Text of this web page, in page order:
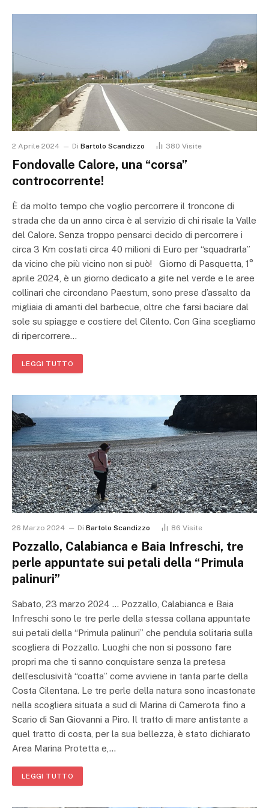
2 Aprile 2024 Di Bartolo Scandizzo 380 Visite
Fondovalle Calore, una “corsa”
controcorrente!
È da molto tempo che voglio percorrere il troncone di
strada che da un anno circa è al servizio di chi risale la Valle
del Calore. Senza troppo pensarci decido di percorrere i
circa 3 Km costati circa 40 milioni di Euro per “squadrarla”
da vicino che più vicino non si può! Giorno di Pasquetta, 1°
aprile 2024, è un giorno dedicato a gite nel verde e le aree
collinari che circondano Paestum, sono prese d’assalto da
migliaia di amanti del barbecue, oltre che farsi baciare dal
sole su spiagge e costiere del Cilento. Con Gina scegliamo
di ripercorrere…
LEGGI TUTTO
26 Marzo 2024 Di Bartolo Scandizzo 86 Visite
Pozzallo, Calabianca e Baia Infreschi, tre
perle appuntate sui petali della “Primula
palinuri”
Sabato, 23 marzo 2024 … Pozzallo, Calabianca e Baia
Infreschi sono le tre perle della stessa collana appuntate
sui petali della “Primula palinuri” che pendula solitaria sulla
scogliera di Pozzallo. Luoghi che non si possono fare
propri ma che ti sanno conquistare senza la pretesa
dell’esclusività “coatta” come avviene in tanta parte della
Costa Cilentana. Le tre perle della natura sono incastonate
nella scogliera situata a sud di Marina di Camerota fino a
Scario di San Giovanni a Piro. Il tratto di mare antistante a
quel tratto di costa, per la sua bellezza, è stato dichiarato
Area Marina Protetta e,…
LEGGI TUTTO